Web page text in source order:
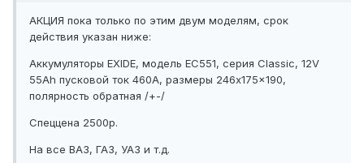
АКЦИЯ пока только по этим двум моделям, срок
действия указан ниже:
Аккумуляторы EXIDE, модель EC551, серия Classic, 12V
55Ah пусковой ток 460A, размеры 246x175x190,
полярность обратная /+-/
Спеццена 2500р.
На все ВАЗ, ГАЗ, УАЗ и т.д.